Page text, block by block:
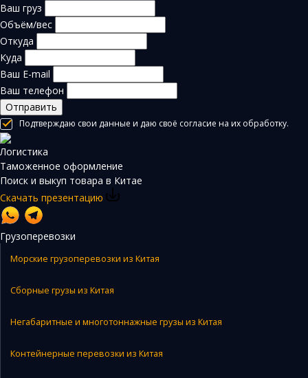
Ваш груз
Объём/вес
Откуда
Куда
Ваш E-mail
Ваш телефон
Отправить
Подтверждаю свои данные и даю своё согласие на их обработку.
Логистика
Таможенное оформление
Поиск и выкуп товара в Китае
Скачать презентацию
Грузоперевозки
Морские грузоперевозки из Китая
Сборные грузы из Китая
Негабаритные и многотоннажные грузы из Китая
Контейнерные перевозки из Китая